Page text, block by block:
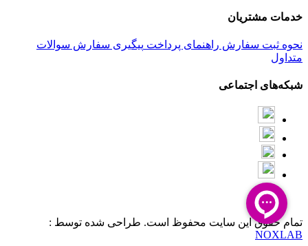
خدمات مشتریان
نحوه ثبت سفارش راهنمای پرداخت پیگیری سفارش سوالات
متداول
شبکه‌های اجتماعی
تمام حقوق این سایت محفوظ است. طراحی شده توسط :
NOXLAB